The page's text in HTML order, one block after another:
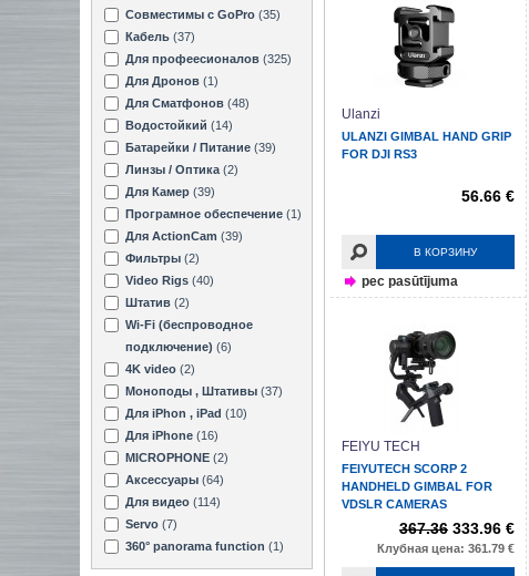
Совместимы с GoPro (35)
Кабель (37)
Для профеесионалов (325)
Для Дронов (1)
Для Сматфонов (48)
Водостойкий (14)
Батарейки / Питание (39)
Линзы / Оптика (2)
Для Камер (39)
Програмное обеспечение (1)
Для ActionCam (39)
Фильтры (2)
Video Rigs (40)
Штатив (2)
Wi-Fi (беспроводное
подключение) (6)
4K video (2)
Моноподы , Штативы (37)
Для iPhon , iPad (10)
Для iPhone (16)
MICROPHONE (2)
Аксессуары (64)
Для видео (114)
Servo (7)
360° panorama function (1)
Ulanzi
ULANZI GIMBAL HAND GRIP
FOR DJI RS3
56.66 €
В КОРЗИНУ
pec pasūtījuma
FEIYU TECH
FEIYUTECH SCORP 2
HANDHELD GIMBAL FOR
VDSLR CAMERAS
367.36 333.96 €
Клубная цена: 361.79 €